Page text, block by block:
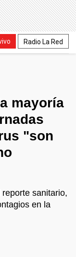
Radio La Red
mayoría
"son
sanitario,
en la